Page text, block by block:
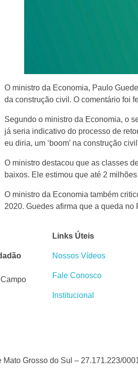
O ministro da Economia, Paulo
da construção civil. O comentário foi
Segundo o ministro da Economia, o
já seria indicativo do processo de
eu diria, um ‘boom’ na construção
O ministro destacou que as classes
baixos. Ele estimou que até 2
O ministro da Economia também
2020. Guedes afirma que a queda
Links Úteis
Nossos Vídeos
Fale Conosco
Institucional
Grosso do Sul – 27.171.223/